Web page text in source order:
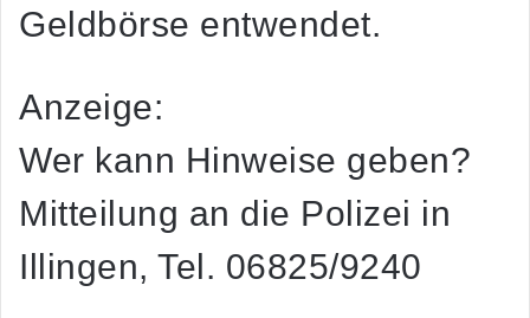
Geldbörse entwendet.
Anzeige:
Wer kann Hinweise geben?
Mitteilung an die Polizei in
Illingen, Tel. 06825/9240